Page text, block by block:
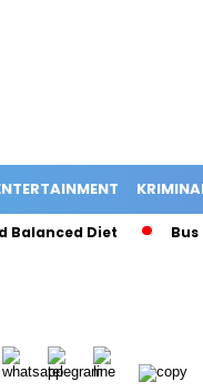
Diet Bus